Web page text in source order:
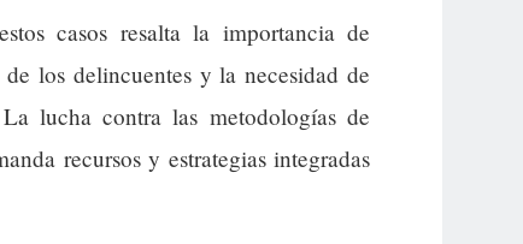
casos resalta la importancia de
los delincuentes y la necesidad de
lucha contra las metodologías de
recursos y estrategias integradas